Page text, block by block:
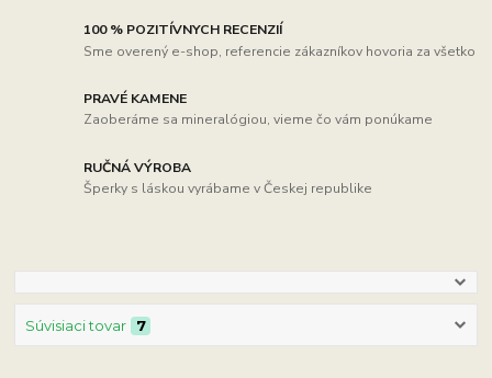
100 % POZITÍVNYCH RECENZIÍ
Sme overený e-shop, referencie zákazníkov hovoria za všetko
PRAVÉ KAMENE
Zaoberáme sa mineralógiou, vieme čo vám ponúkame
RUČNÁ VÝROBA
Šperky s láskou vyrábame v Českej republike
Súvisiaci tovar 7